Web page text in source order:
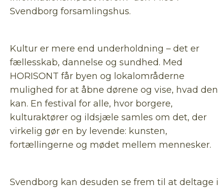
Svendborg forsamlingshus.
Kultur er mere end underholdning – det er
fællesskab, dannelse og sundhed. Med
HORISONT får byen og lokalområderne
mulighed for at åbne dørene og vise, hvad den
kan. En festival for alle, hvor borgere,
kulturaktører og ildsjæle samles om det, der
virkelig gør en by levende: kunsten,
fortællingerne og mødet mellem mennesker.
Svendborg kan desuden se frem til at deltage i